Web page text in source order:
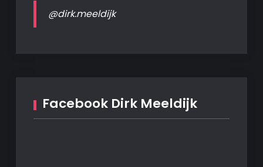
@dirk.meeldijk
Facebook Dirk Meeldijk